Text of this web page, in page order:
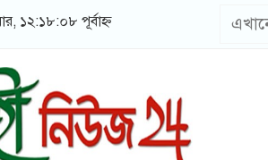
১২:১৮:০৮ পূর্বাহ্ন